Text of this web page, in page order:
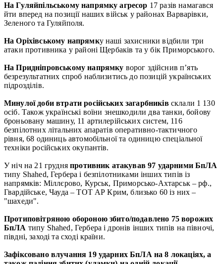
На Гуляйпільському напрямку агресор 17 разів намагався
йти вперед на позиції наших військ у районах Варварівки,
Зеленого та Гуляйполя.
На Оріхівському напрямку наші захисники відбили три
атаки противника у районі Щербаків та у бік Приморського.
На Придніпровському напрямку ворог здійснив п’ять
безрезультатних спроб наблизитись до позицій українських
підрозділів.
Минулої доби втрати російських загарбниківсклали 1 130
осіб. Також українські воїни знешкодили два танки, бойову
броньовану машину, 11 артилерійських систем, 116
безпілотних літальних апаратів оперативно-тактичного
рівня, 68 одиниць автомобільної та одиницю спеціальної
техніки російських окупантів.
У ніч на 21 грудняпротивник атакував 97 ударними БпЛА
типу Shahed, Гербера і безпілотниками інших типів із
напрямків: Міллєрово, Курськ, Приморсько-Ахтарськ – рф.,
Гвардійське, Чауда – ТОТ АР Крим, близько 60 із них –
"шахеди".
Протиповітряною обороною збито/подавлено 75 ворожих
БпЛА типу Shahed, Гербера і дронів інших типів на півночі,
півдні, заході та сході країни.
Зафіксовано влучання 19 ударних БпЛА на 8 локаціях, а